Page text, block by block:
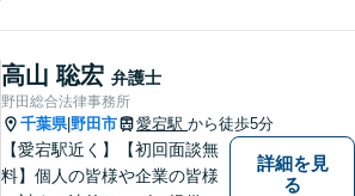
高山 聡宏 弁護士
野田総合法律事務所
千葉県| 野田市 愛宕駅 から徒歩5分
【愛宕駅近く】【初回面談無
料】個人の皆様や企業の皆様
詳細を見
る